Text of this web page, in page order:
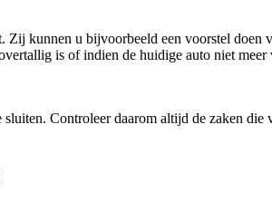
kunnen u bijvoorbeeld een voorstel doen
is of indien de huidige auto niet
Controleer daarom altijd de zaken